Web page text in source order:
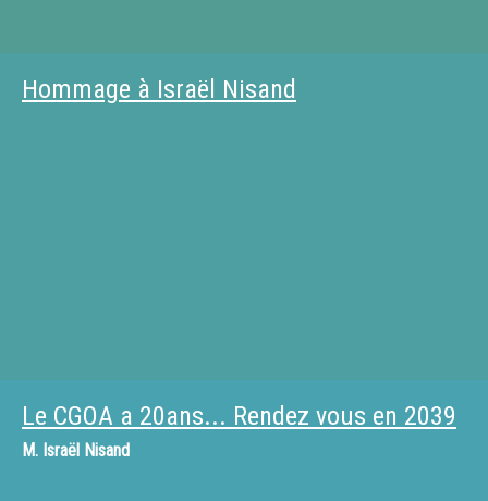
Hommage à Israël Nisand
Le CGOA a 20ans... Rendez vous en 2039
M. Israël Nisand